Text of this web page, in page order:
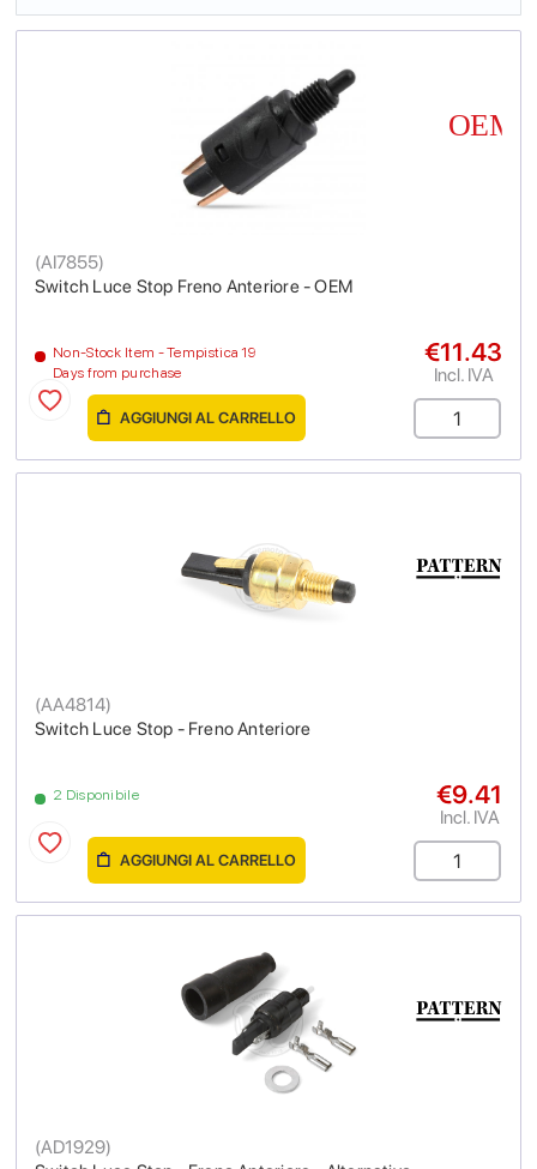
Switch Luce Stop Freno Anteriore - OEM
(AI7855)
Non-Stock Item - Tempistica 19
Days from purchase
€11.43
Incl. IVA
AGGIUNGI AL CARRELLO
Switch Luce Stop - Freno Anteriore
(AA4814)
2 Disponibile €9.41
Incl. IVA
AGGIUNGI AL CARRELLO
(AD1929)